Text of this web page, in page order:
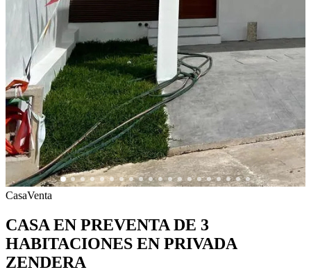
CasaVenta
CASA EN PREVENTA DE 3
HABITACIONES EN PRIVADA
ZENDERA